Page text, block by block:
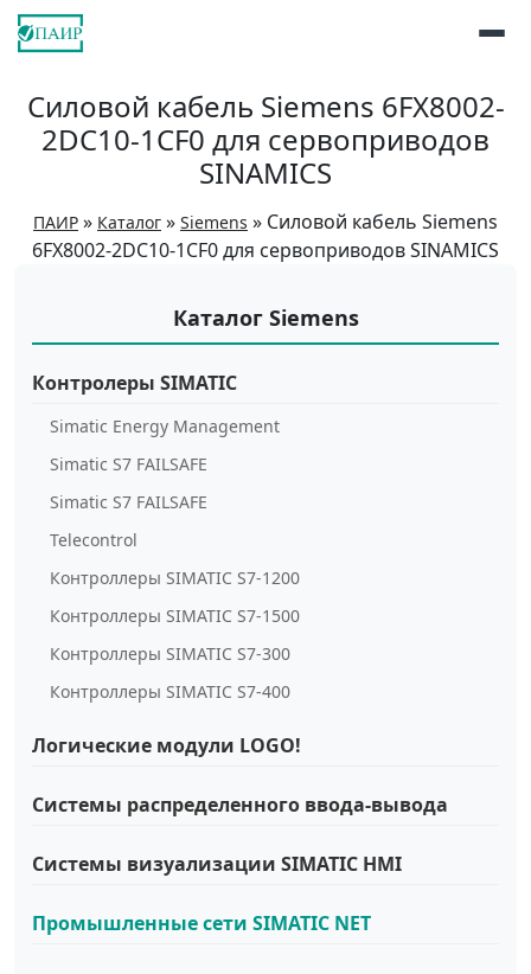
Силовой кабель Siemens 6FX8002-
2DC10-1CF0 для сервоприводов
SINAMICS
ПАИР » Каталог » Siemens » Силовой кабель Siemens
6FX8002-2DC10-1CF0 для сервоприводов SINAMICS
Каталог Siemens
Контролеры SIMATIC
Simatic Energy Management
Simatic S7 FAILSAFE
Simatic S7 FAILSAFE
Telecontrol
Контроллеры SIMATIC S7-1200
Контроллеры SIMATIC S7-1500
Контроллеры SIMATIC S7-300
Контроллеры SIMATIC S7-400
Логические модули LOGO!
Системы распределенного ввода-вывода
Системы визуализации SIMATIC HMI
Промышленные сети SIMATIC NET